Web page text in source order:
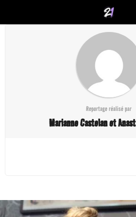
Reportage réalisé par
Marianne Castelan et